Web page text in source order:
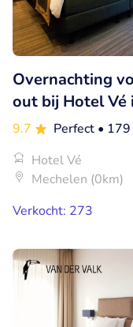
Overnachting
out bij Hotel Vé
9.7 Perfect •
Hotel Vé
Mechelen (0km)
Verkocht: 273